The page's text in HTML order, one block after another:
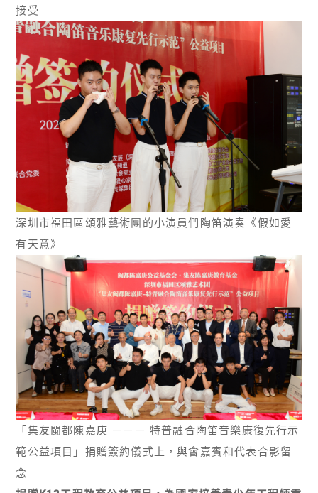
接受
深圳市福田區頌雅藝術團的小演員們陶笛演奏《假如愛
有天意》
「集友閩都陳嘉庚 －－－ 特普融合陶笛音樂康復先行示
範公益項目」捐贈簽約儀式上，與會嘉賓和代表合影留
念